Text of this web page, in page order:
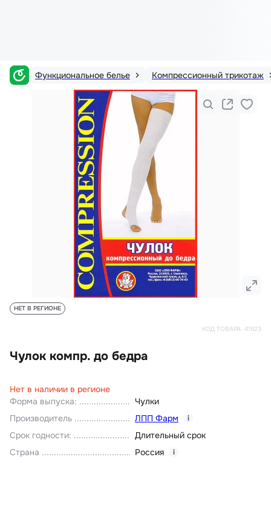
Функциональное белье Компрессионный трикотаж
КОД ТОВАРА: 41923
Чулок компр. до бедра
НЕТ В РЕГИОНЕ
Форма выпуска:
Чулки
Производитель
ЛПП Фарм i
Срок годности:
Длительный срок
Страна
Россия i
Нет в наличии в регионе